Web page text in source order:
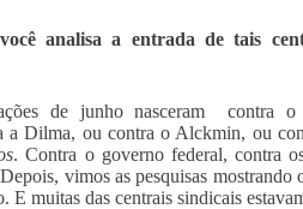
analisa a entrada de tais
de junho nasceram contra
a Dilma, ou contra o Alckmin, ou
. Contra o governo federal, contra
vimos as pesquisas
E muitas das centrais sindicais